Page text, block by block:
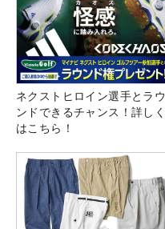
ネクストヒロイン選手とラウ
ンドできるチャンス！詳しく
はこちら！